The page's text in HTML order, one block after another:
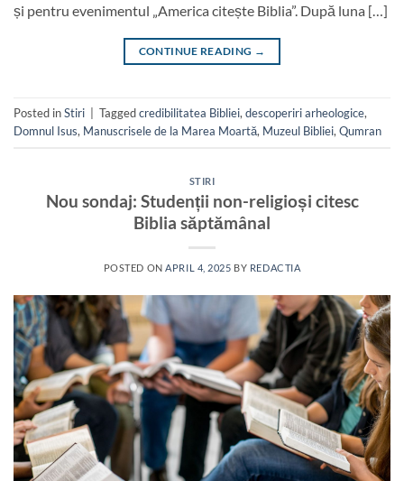
și pentru evenimentul „America citește Biblia”. După luna […]
CONTINUE READING →
Posted inStiri Taggedcredibilitatea Bibliei, descoperiri arheologice,
Domnul Isus, Manuscrisele de la Marea Moartă, Muzeul Bibliei, Qumran
STIRI
Nou sondaj: Studenții non-religioși citesc
Biblia săptămânal
POSTED ONAPRIL 4, 2025 BY REDACTIA